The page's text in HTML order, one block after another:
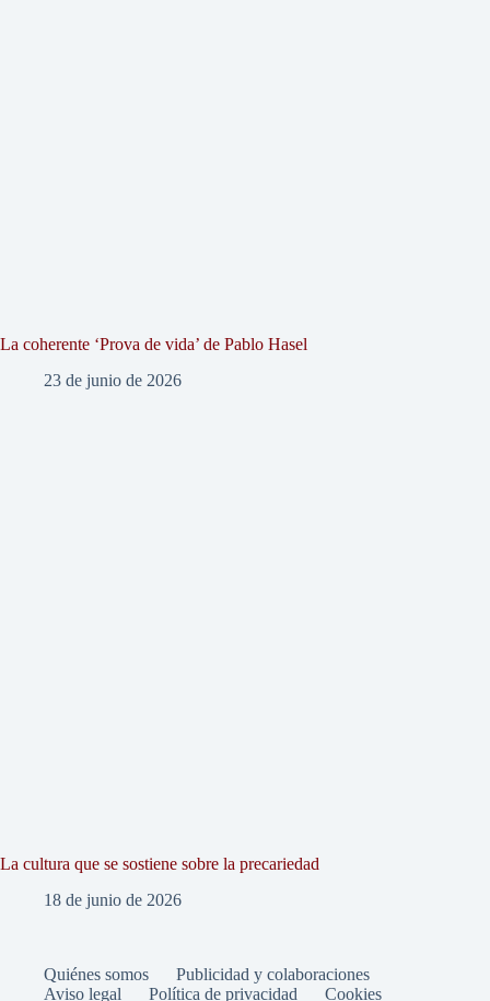
La coherente ‘Prova de vida’ de Pablo Hasel
23 de junio de 2026
La cultura que se sostiene sobre la precariedad
18 de junio de 2026
Quiénes somos
Publicidad y colaboraciones
Aviso legal
Política de privacidad Cookies